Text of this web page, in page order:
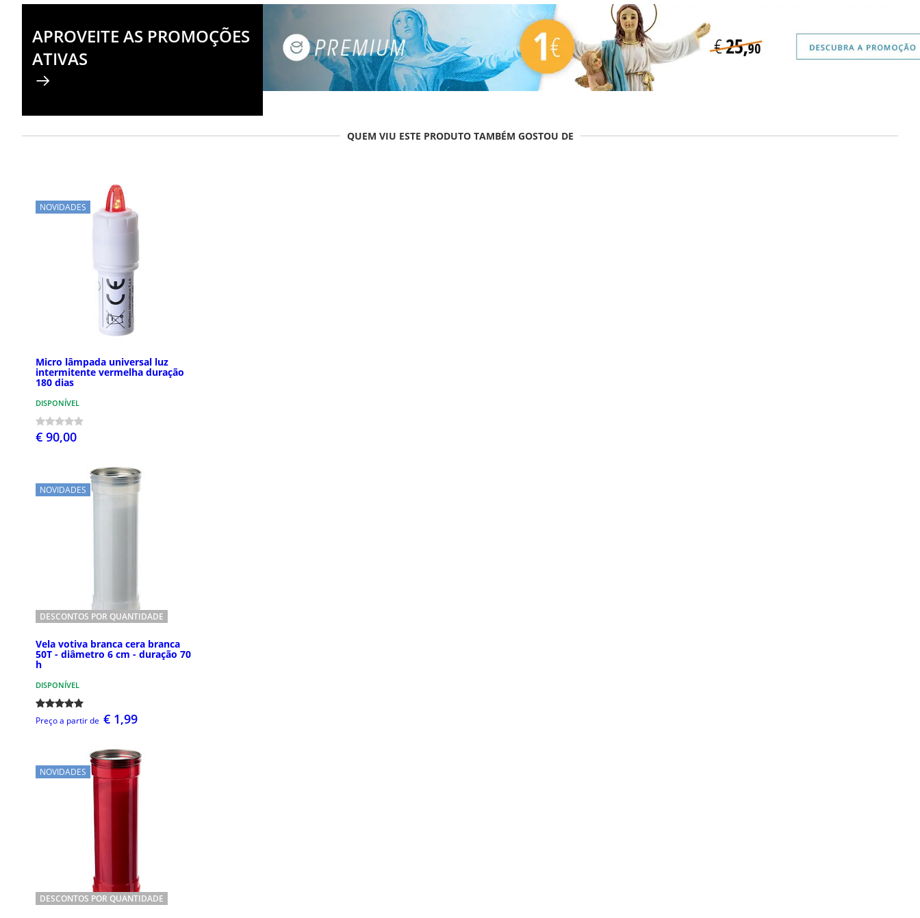
APROVEITE AS PROMOÇÕES
ATIVAS
QUEM VIU ESTE PRODUTO TAMBÉM GOSTOU DE
NOVIDADES
Micro lâmpada universal luz
intermitente vermelha duração
180 dias
DISPONÍVEL
€ 90,00
NOVIDADES
DESCONTOS POR QUANTIDADE
Vela votiva branca cera branca
50T - diâmetro 6 cm - duração 70
h
DISPONÍVEL
Preço a partir de € 1,99
NOVIDADES
DESCONTOS POR QUANTIDADE